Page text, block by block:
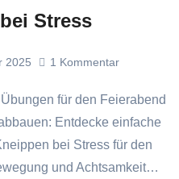
Stress
2025 1 Kommentar
Entdecke einfache
bei Stress für den
und Achtsamkeit…